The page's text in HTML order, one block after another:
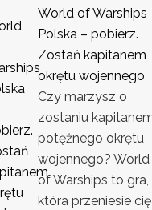
World of Warships
Polska – pobierz.
Zostań kapitanem
okrętu wojennego
Czy marzysz o
zostaniu
potężnego okrętu
wojennego? World
of Warships to gra,
która przeniesie cię